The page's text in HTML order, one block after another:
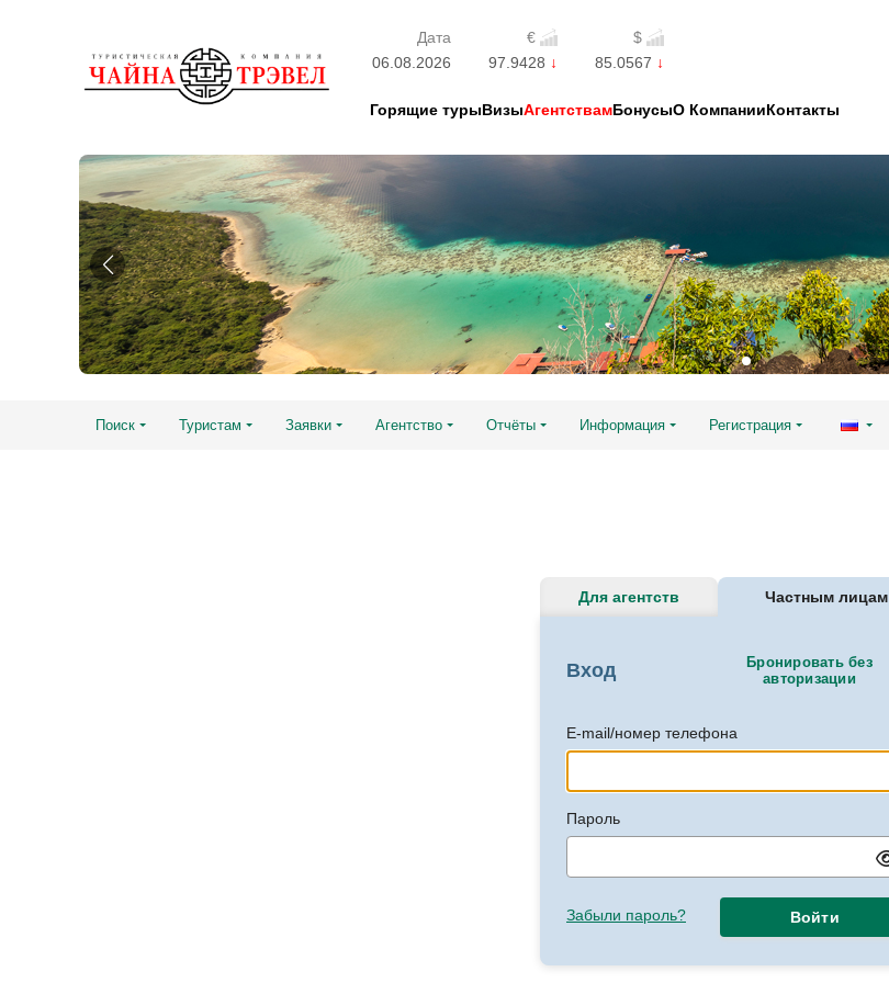
Дата €
$
06.08.2026
97.9428 85.0567
Горящие турыВизыАгентствамБонусыО КомпанииКонтакты
Поиск Туристам Заявки Агентство Отчёты Информация Регистрация
Частным лицам
Для агентств
Вход
Бронировать без
авторизации
E-mail/номер телефона
Пароль
Забыли пароль? Войти